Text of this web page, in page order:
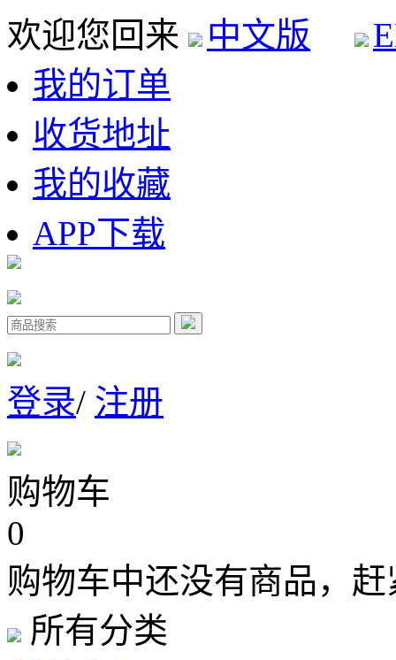
欢迎您回来 中文版
我的订单
收货地址
我的收藏
APP下载
登录/ 注册
购物车
0
购物车中还没有商品，
所有分类